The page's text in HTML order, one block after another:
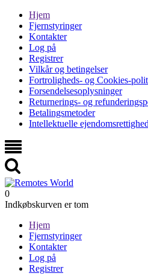
Hjem
Fjernstyringer
Kontakter
Log på
Registrer
Vilkår og betingelser
Fortroligheds- og Cookies-
Forsendelsesoplysninger
Returnerings- og
Betalingsmetoder
Intellektuelle
0
Indkøbskurven er tom
Hjem
Fjernstyringer
Kontakter
Log på
Registrer